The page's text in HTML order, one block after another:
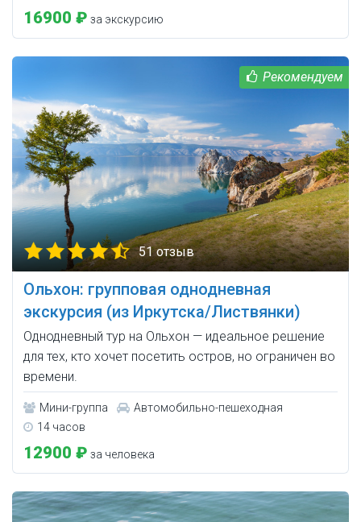
16900 ₽ за экскурсию
51 отзыв
Ольхон: групповая однодневная
экскурсия (из Иркутска/Листвянки)
Однодневный тур на Ольхон — идеальное решение
для тех, кто хочет посетить остров, но ограничен во
времени.
Мини-группа
Автомобильно-пешеходная
14 часов
12900 ₽ за человека